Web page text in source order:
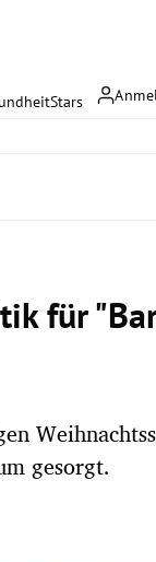
Stars
für
gesorgt.